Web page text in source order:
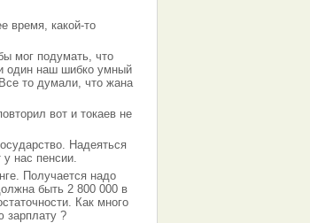
время, какой-то
мог подумать, что
один наш шибко умный
то думали, что жана
вот и токаев не
Надеяться
нас пенсии.
Получается надо
быть 2 800 000 в
Как много
зарплату ?